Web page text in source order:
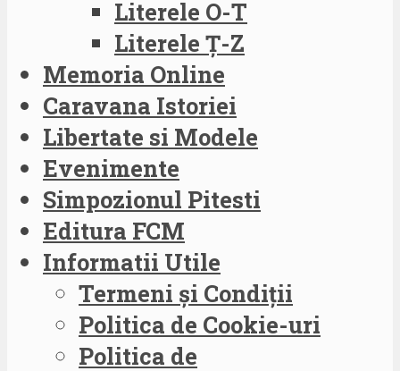
Literele O-T
Literele Ț-Z
Memoria Online
Caravana Istoriei
Libertate si Modele
Evenimente
Simpozionul Pitesti
Editura FCM
Informatii Utile
Termeni și Condiții
Politica de Cookie-uri
Politica de